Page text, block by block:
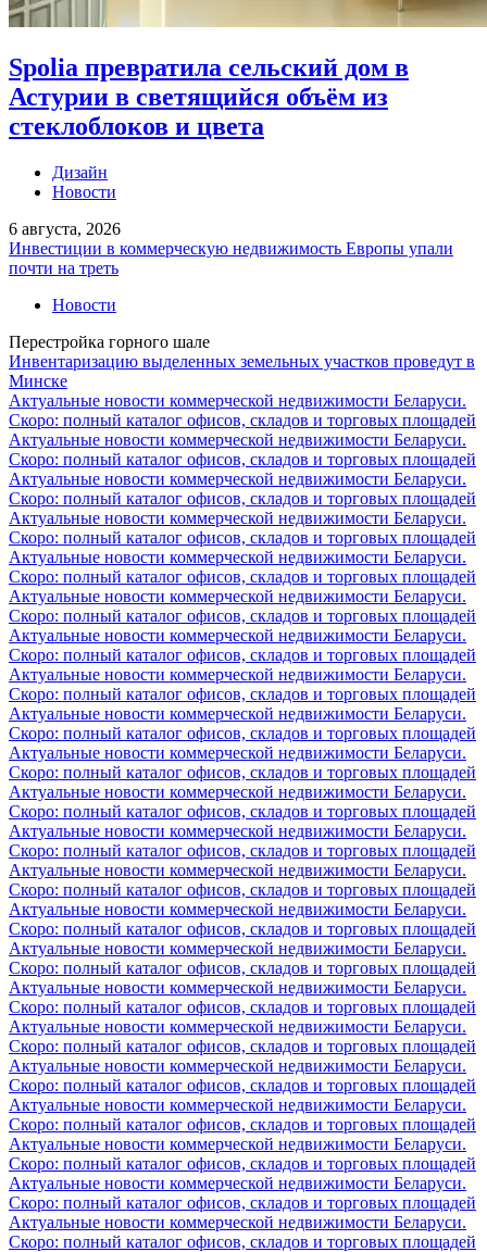
Spolia превратила сельский дом в
Астурии в светящийся объём из
стеклоблоков и цвета
Дизайн
Новости
6 августа, 2026
Инвестиции в коммерческую недвижимость Европы упали
почти на треть
Новости
Перестройка горного шале
Инвентаризацию выделенных земельных участков проведут в
Минске
Актуальные новости коммерческой недвижимости Беларуси.
Скоро: полный каталог офисов, складов и торговых площадей
Актуальные новости коммерческой недвижимости Беларуси.
Скоро: полный каталог офисов, складов и торговых площадей
Актуальные новости коммерческой недвижимости Беларуси.
Скоро: полный каталог офисов, складов и торговых площадей
Актуальные новости коммерческой недвижимости Беларуси.
Скоро: полный каталог офисов, складов и торговых площадей
Актуальные новости коммерческой недвижимости Беларуси.
Скоро: полный каталог офисов, складов и торговых площадей
Актуальные новости коммерческой недвижимости Беларуси.
Скоро: полный каталог офисов, складов и торговых площадей
Актуальные новости коммерческой недвижимости Беларуси.
Скоро: полный каталог офисов, складов и торговых площадей
Актуальные новости коммерческой недвижимости Беларуси.
Скоро: полный каталог офисов, складов и торговых площадей
Актуальные новости коммерческой недвижимости Беларуси.
Скоро: полный каталог офисов, складов и торговых площадей
Актуальные новости коммерческой недвижимости Беларуси.
Скоро: полный каталог офисов, складов и торговых площадей
Актуальные новости коммерческой недвижимости Беларуси.
Скоро: полный каталог офисов, складов и торговых площадей
Актуальные новости коммерческой недвижимости Беларуси.
Скоро: полный каталог офисов, складов и торговых площадей
Актуальные новости коммерческой недвижимости Беларуси.
Скоро: полный каталог офисов, складов и торговых площадей
Актуальные новости коммерческой недвижимости Беларуси.
Скоро: полный каталог офисов, складов и торговых площадей
Актуальные новости коммерческой недвижимости Беларуси.
Скоро: полный каталог офисов, складов и торговых площадей
Актуальные новости коммерческой недвижимости Беларуси.
Скоро: полный каталог офисов, складов и торговых площадей
Актуальные новости коммерческой недвижимости Беларуси.
Скоро: полный каталог офисов, складов и торговых площадей
Актуальные новости коммерческой недвижимости Беларуси.
Скоро: полный каталог офисов, складов и торговых площадей
Актуальные новости коммерческой недвижимости Беларуси.
Скоро: полный каталог офисов, складов и торговых площадей
Актуальные новости коммерческой недвижимости Беларуси.
Скоро: полный каталог офисов, складов и торговых площадей
Актуальные новости коммерческой недвижимости Беларуси.
Скоро: полный каталог офисов, складов и торговых площадей
Актуальные новости коммерческой недвижимости Беларуси.
Скоро: полный каталог офисов, складов и торговых площадей